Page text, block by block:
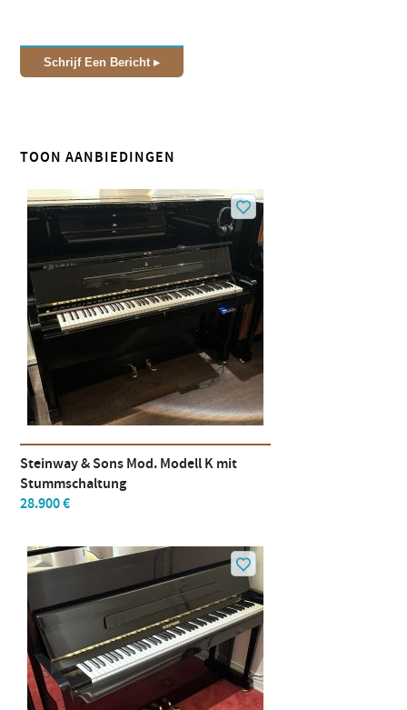
Schrijf Een Bericht
TOON AANBIEDINGEN
Steinway & Sons Mod. Modell K mit
Stummschaltung
28.900 €